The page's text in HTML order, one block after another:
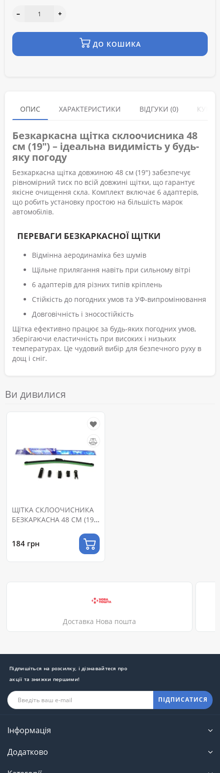
ДО КОШИКА
ОПИС ХАРАКТЕРИСТИКИ ВІДГУКИ (0)
Безкаркасна щітка склоочисника 48
см (19") – ідеальна видимість у будь-
яку погоду
Безкаркасна щітка довжиною 48 см (19") забезпечує
рівномірний тиск по всій довжині щітки, що гарантує
якісне очищення скла. Комплект включає 6 адаптерів,
що робить установку простою на більшість марок
автомобілів.
ПЕРЕВАГИ БЕЗКАРКАСНОЇ ЩІТКИ
Відмінна аеродинаміка без шумів
Щільне прилягання навіть при сильному вітрі
6 адаптерів для різних типів кріплень
Стійкість до погодних умов та УФ-випромінювання
Довговічність і зносостійкість
Щітка ефективно працює за будь-яких погодних умов,
зберігаючи еластичність при високих і низьких
температурах. Це чудовий вибір для безпечного руху в
дощ і сніг.
Ви дивилися
ЩІТКА СКЛООЧИСНИКА
БЕЗКАРКАСНА 48 СМ (19")
184 грн
Доставка Нова пошта
Підпишіться на розсилку, і дізнавайтеся про
акції та знижки першими!
ПІДПИСАТИСЯ
Інформація
Додатково